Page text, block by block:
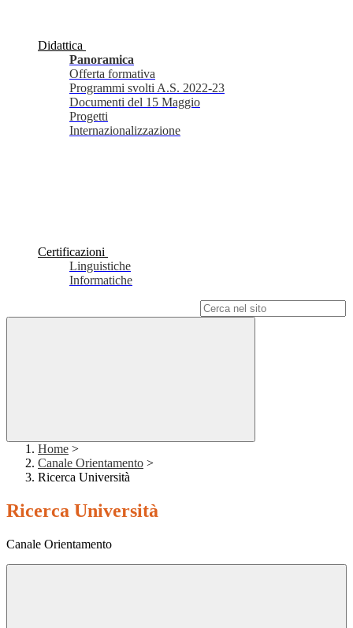
Didattica
Panoramica
Offerta formativa
Programmi svolti A.S. 2022-23
Documenti del 15 Maggio
Progetti
Internazionalizzazione
Certificazioni
Linguistiche
Informatiche
Home >
Canale Orientamento >
Ricerca Università
Ricerca Università
Canale Orientamento